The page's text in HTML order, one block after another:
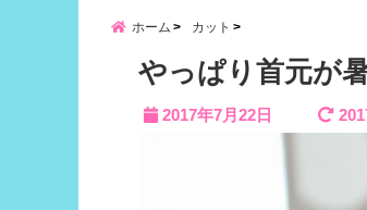
ホーム カット
やっぱり首元が
2017年7月22日